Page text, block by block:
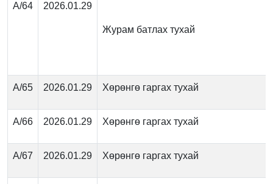
А/64 2026.01.29
Журам батлах тухай
А/65 2026.01.29 Хөрөнгө гаргах тухай
А/66 2026.01.29 Хөрөнгө гаргах тухай
А/67 2026.01.29 Хөрөнгө гаргах тухай